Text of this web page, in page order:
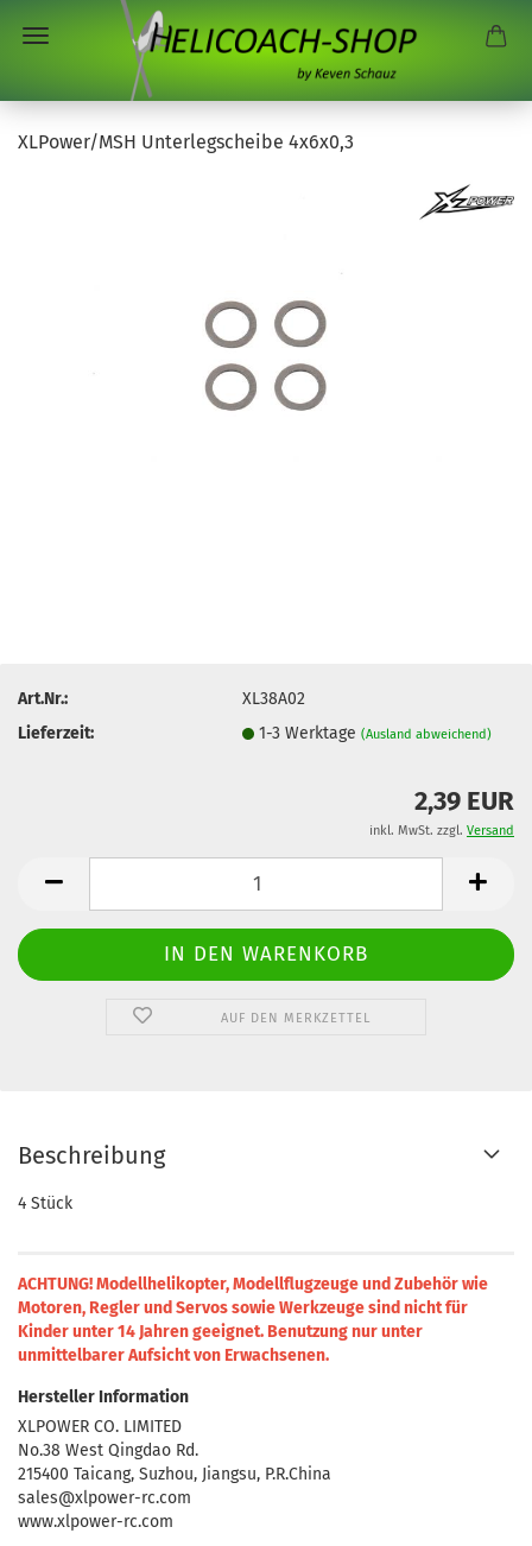
XLPower/MSH Unterlegscheibe 4x6x0,3
Art.Nr.:
XL38A02
Lieferzeit:
1-3 Werktage(Ausland abweichend)
2,39 EUR
inkl. MwSt. zzgl. Versand
AUF DEN MERKZETTEL
Beschreibung
4 Stück
ACHTUNG! Modellhelikopter, Modellflugzeuge und Zubehör wie
Motoren, Regler und Servos sowie Werkzeuge sind nicht für
Kinder unter 14 Jahren geeignet. Benutzung nur unter
unmittelbarer Aufsicht von Erwachsenen.
Hersteller Information
XLPOWER CO. LIMITED
No.38 West Qingdao Rd.
215400 Taicang, Suzhou, Jiangsu, P.R.China
sales@xlpower-rc.com
www.xlpower-rc.com